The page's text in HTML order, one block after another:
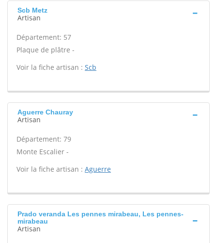
Scb Metz
Artisan
Département: 57
Plaque de plâtre -
Voir la fiche artisan : Scb
Aguerre Chauray
Artisan
Département: 79
Monte Escalier -
Voir la fiche artisan : Aguerre
Prado veranda Les pennes mirabeau, Les pennes-
mirabeau
Artisan